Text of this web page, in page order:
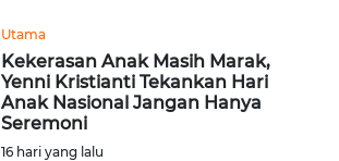
Utama
Kekerasan Anak Masih Marak,
Yenni Kristianti Tekankan Hari
Anak Nasional Jangan Hanya
Seremoni
16 hari yang lalu